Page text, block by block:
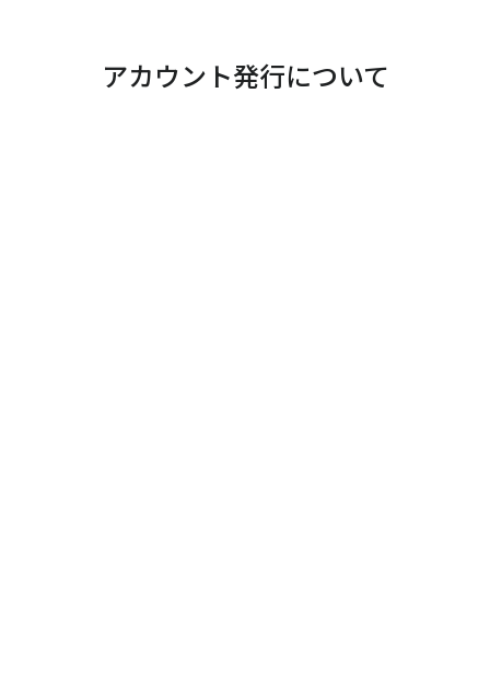
アカウント発行について